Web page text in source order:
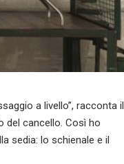
a livello”, racconta il
del cancello. Così ho
sedia: lo schienale e il